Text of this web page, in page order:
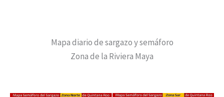
Mapa diario de sargazo y semáforo
Zona de la Riviera Maya